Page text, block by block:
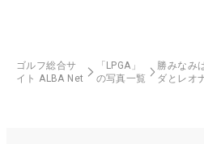
ゴルフ総合サ
イト ALBA Net
「LPGA」
の写真一覧
勝みなみ
ダとレオ